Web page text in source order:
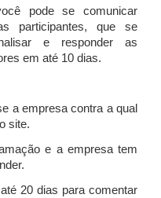
pode se comunicar
participantes, que se
e responder as
em até 10 dias.
a empresa contra a qual
site.
e a empresa tem
20 dias para comentar